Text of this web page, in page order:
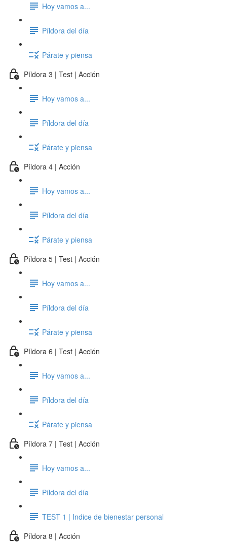
Hoy vamos a...
Píldora del día
Párate y piensa
Píldora 3 | Test | Acción
Hoy vamos a...
Píldora del día
Párate y piensa
Píldora 4 | Acción
Hoy vamos a...
Píldora del día
Párate y piensa
Píldora 5 | Test | Acción
Hoy vamos a...
Píldora del día
Párate y piensa
Píldora 6 | Test | Acción
Hoy vamos a...
Píldora del día
Párate y piensa
Píldora 7 | Test | Acción
Hoy vamos a...
Píldora del día
TEST 1 | Indice de bienestar personal
Píldora 8 | Acción